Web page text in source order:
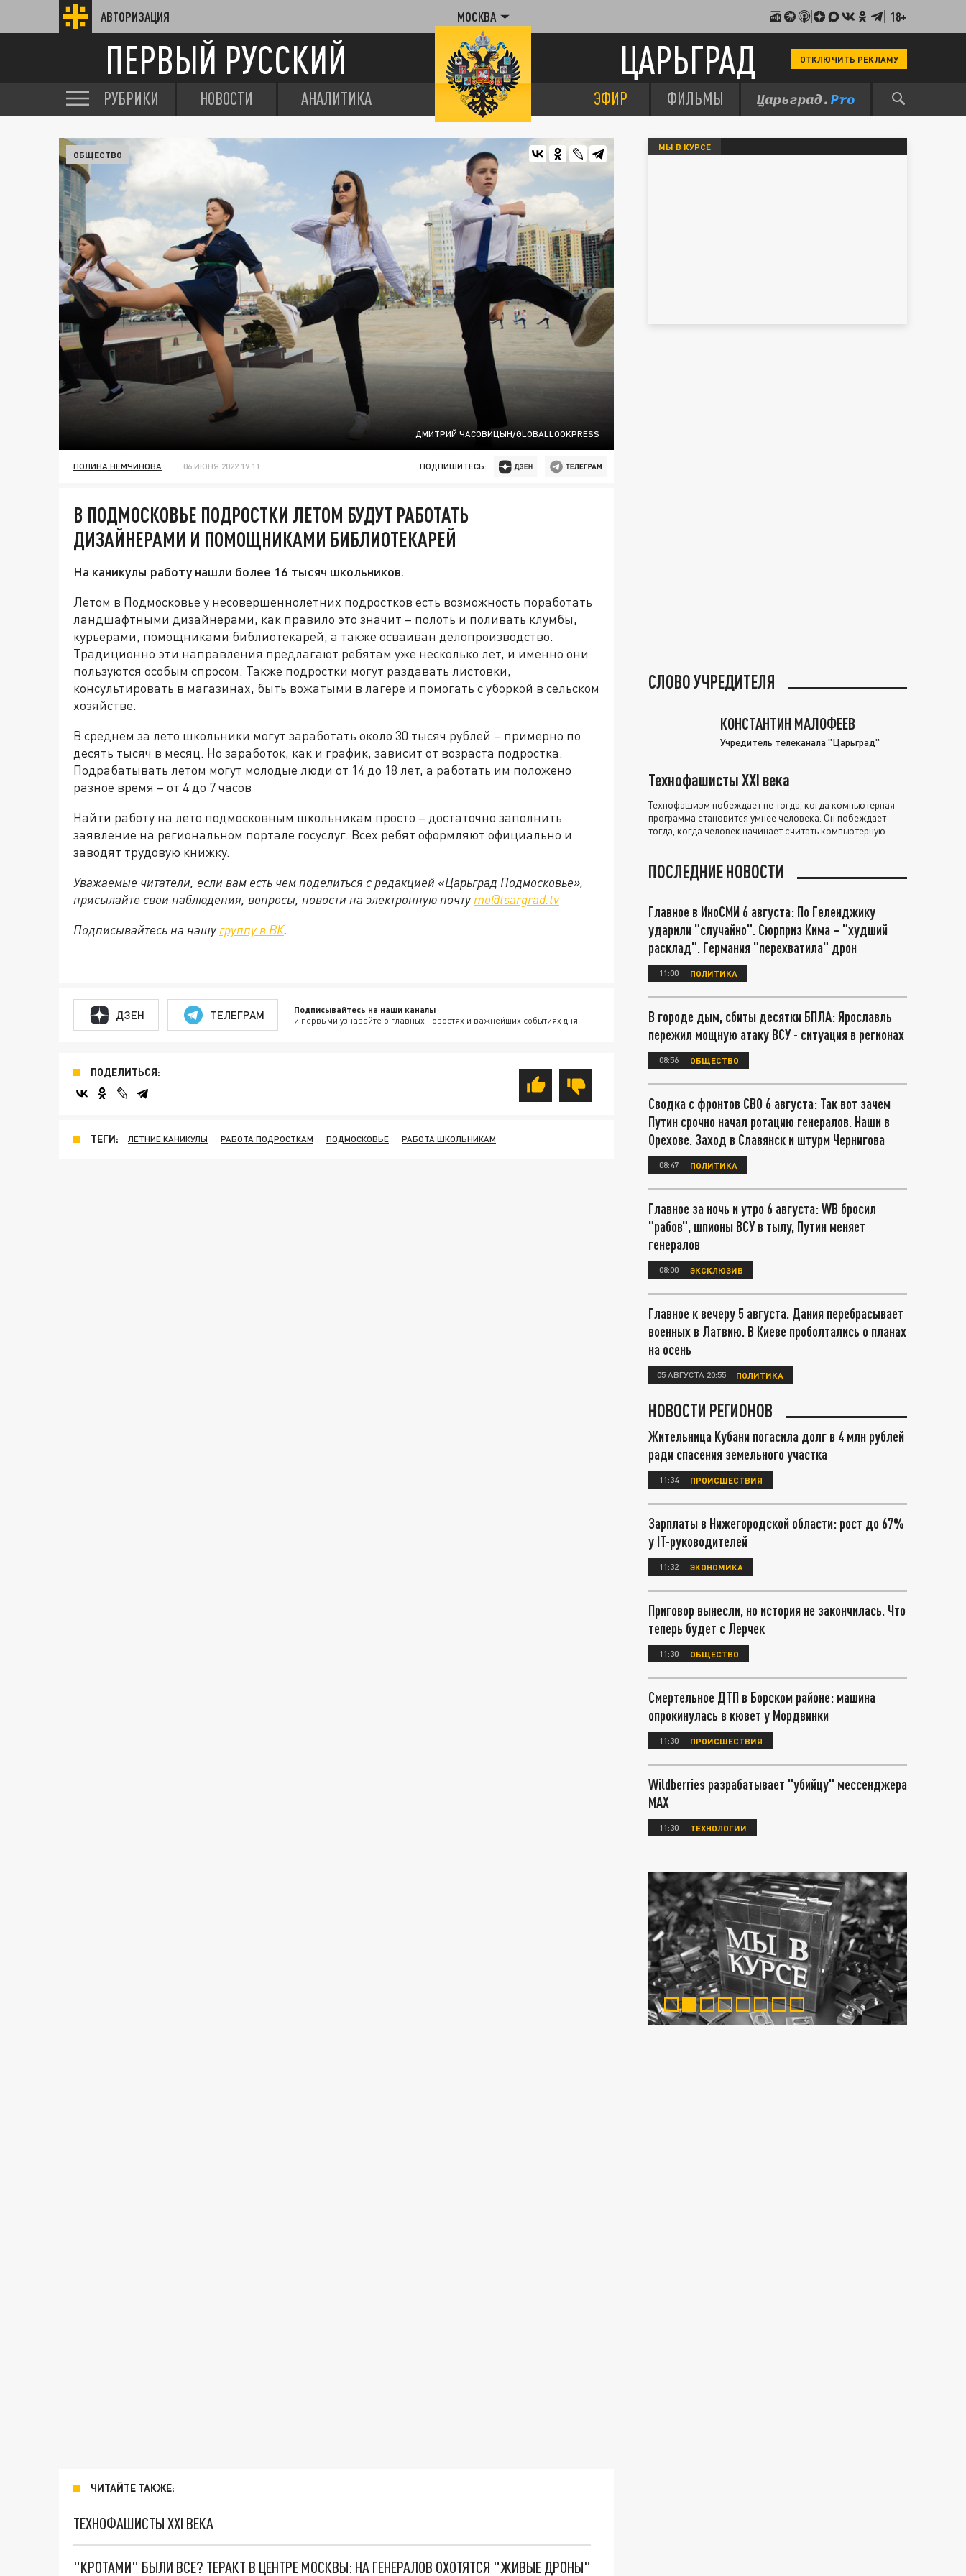
АВТОРИЗАЦИЯ МОСКВА 18+
ПЕРВЫЙ РУССКИЙ ЦАРЬГРАД ОТКЛЮЧИТЬ РЕКЛАМУ
РУБРИКИ НОВОСТИ АНАЛИТИКА ЭФИР ФИЛЬМЫ
ДМИТРИЙ ЧАСОВИЦЫН/GLOBALLOOKPRESS
ОБЩЕСТВО
ПОЛИНА НЕМЧИНОВА 06 ИЮНЯ 2022 19:11 ПОДПИШИТЕСЬ:
В ПОДМОСКОВЬЕ ПОДРОСТКИ ЛЕТОМ БУДУТ РАБОТАТЬ
ДИЗАЙНЕРАМИ И ПОМОЩНИКАМИ БИБЛИОТЕКАРЕЙ
На каникулы работу нашли более 16 тысяч школьников.
Летом в Подмосковье у несовершеннолетних подростков есть возможность поработать
ландшафтными дизайнерами, как правило это значит – полоть и поливать клумбы,
курьерами, помощниками библиотекарей, а также осваиван делопроизводство.
Традиционно эти направления предлагают ребятам уже несколько лет, и именно они
пользуются особым спросом. Также подростки могут раздавать листовки,
консультировать в магазинах, быть вожатыми в лагере и помогать с уборкой в сельском
хозяйстве.
В среднем за лето школьники могут заработать около 30 тысяч рублей – примерно по
десять тысяч в месяц. Но заработок, как и график, зависит от возраста подростка.
Подрабатывать летом могут молодые люди от 14 до 18 лет, а работать им положено
разное время – от 4 до 7 часов
Найти работу на лето подмосковным школьникам просто – достаточно заполнить
заявление на региональном портале госуслуг. Всех ребят оформляют официально и
заводят трудовую книжку.
Уважаемые читатели, если вам есть чем поделиться с редакцией «Царьград Подмосковье»,
присылайте свои наблюдения, вопросы, новости на электронную почту mo@tsargrad.tv
Подписывайтесь на нашу группу в ВК.
ДЗЕН ТЕЛЕГРАМ Подписывайтесь на наши каналы
и первыми узнавайте о главных новостях и важнейших событиях дня.
ПОДЕЛИТЬСЯ:
ТЕГИ: ЛЕТНИЕ КАНИКУЛЫ РАБОТА ПОДРОСТКАМ ПОДМОСКОВЬЕ РАБОТА ШКОЛЬНИКАМ
ЧИТАЙТЕ ТАКЖЕ:
ТЕХНОФАШИСТЫ XXI ВЕКА
"КРОТАМИ" БЫЛИ ВСЕ? ТЕРАКТ В ЦЕНТРЕ МОСКВЫ: НА ГЕНЕРАЛОВ ОХОТЯТСЯ "ЖИВЫЕ ДРОНЫ"
МЫ В КУРСЕ
СЛОВО УЧРЕДИТЕЛЯ
КОНСТАНТИН МАЛОФЕЕВ
Учредитель телеканала "Царьград"
Технофашисты XXI века
Технофашизм побеждает не тогда, когда компьютерная
программа становится умнее человека. Он побеждает
тогда, когда человек начинает считать компьютерную
ПОСЛЕДНИЕ НОВОСТИ
Главное в ИноСМИ 6 августа: По Геленджику
ударили "случайно". Сюрприз Кима – "худший
расклад". Германия "перехватила" дрон
11:00 ПОЛИТИКА
В городе дым, сбиты десятки БПЛА: Ярославль
пережил мощную атаку ВСУ - ситуация в регионах
08:56 ОБЩЕСТВО
Сводка с фронтов СВО 6 августа: Так вот зачем
Путин срочно начал ротацию генералов. Наши в
Орехове. Заход в Славянск и штурм Чернигова
08:47 ПОЛИТИКА
Главное за ночь и утро 6 августа: WB бросил
"рабов", шпионы ВСУ в тылу, Путин меняет
генералов
08:00 ЭКСКЛЮЗИВ
Главное к вечеру 5 августа. Дания перебрасывает
военных в Латвию. В Киеве проболтались о планах
на осень
05 АВГУСТА 20:55 ПОЛИТИКА
НОВОСТИ РЕГИОНОВ
Жительница Кубани погасила долг в 4 млн рублей
ради спасения земельного участка
11:34 ПРОИСШЕСТВИЯ
Зарплаты в Нижегородской области: рост до 67%
у IT-руководителей
11:32 ЭКОНОМИКА
Приговор вынесли, но история не закончилась. Что
теперь будет с Лерчек
11:30 ОБЩЕСТВО
Смертельное ДТП в Борском районе: машина
опрокинулась в кювет у Мордвинки
11:30 ПРОИСШЕСТВИЯ
Wildberries разрабатывает "убийцу" мессенджера
МАХ
11:30 ТЕХНОЛОГИИ